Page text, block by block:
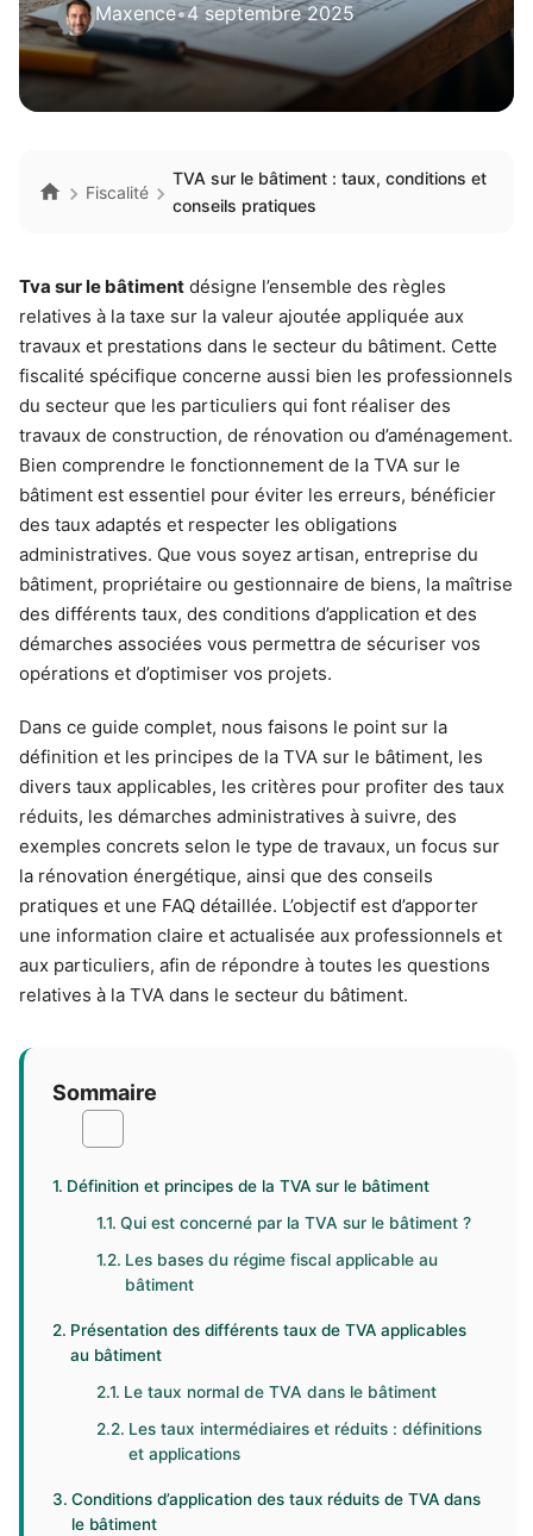
Maxence•4 septembre 2025
Fiscalité
TVA sur le bâtiment : taux, conditions et
conseils pratiques
Tva sur le bâtiment désigne l’ensemble des règles
relatives à la taxe sur la valeur ajoutée appliquée aux
travaux et prestations dans le secteur du bâtiment. Cette
fiscalité spécifique concerne aussi bien les professionnels
du secteur que les particuliers qui font réaliser des
travaux de construction, de rénovation ou d’aménagement.
Bien comprendre le fonctionnement de la TVA sur le
bâtiment est essentiel pour éviter les erreurs, bénéficier
des taux adaptés et respecter les obligations
administratives. Que vous soyez artisan, entreprise du
bâtiment, propriétaire ou gestionnaire de biens, la maîtrise
des différents taux, des conditions d’application et des
démarches associées vous permettra de sécuriser vos
opérations et d’optimiser vos projets.
Dans ce guide complet, nous faisons le point sur la
définition et les principes de la TVA sur le bâtiment, les
divers taux applicables, les critères pour profiter des taux
réduits, les démarches administratives à suivre, des
exemples concrets selon le type de travaux, un focus sur
la rénovation énergétique, ainsi que des conseils
pratiques et une FAQ détaillée. L’objectif est d’apporter
une information claire et actualisée aux professionnels et
aux particuliers, afin de répondre à toutes les questions
relatives à la TVA dans le secteur du bâtiment.
Sommaire
Définition et principes de la TVA sur le bâtiment
Qui est concerné par la TVA sur le bâtiment ?
Les bases du régime fiscal applicable au
bâtiment
Présentation des différents taux de TVA applicables
au bâtiment
Le taux normal de TVA dans le bâtiment
Les taux intermédiaires et réduits : définitions
et applications
Conditions d’application des taux réduits de TVA dans
le bâtiment